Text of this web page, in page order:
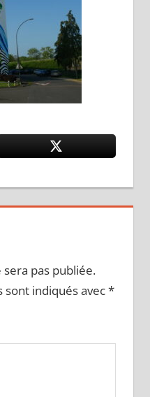
pas publiée.
sont indiqués avec*